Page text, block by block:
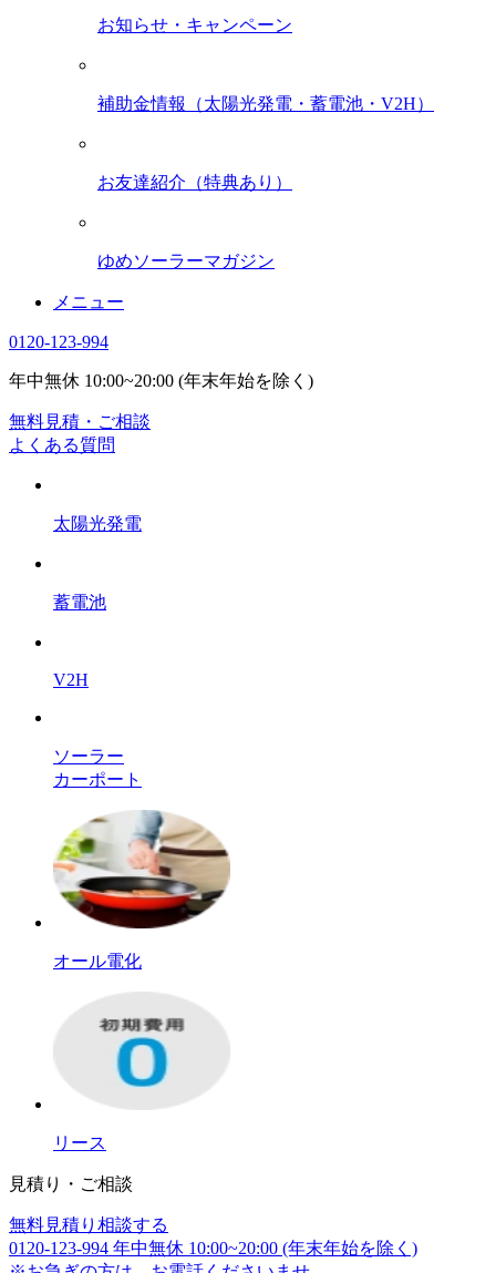
お知らせ・キャンペーン
補助金情報（太陽光発電・蓄電池・V2H）
お友達紹介（特典あり）
ゆめソーラーマガジン
メニュー
0120-123-994
年中無休 10:00~20:00 (年末年始を除く)
無料見積・ご相談
よくある質問
太陽光発電
蓄電池
V2H
ソーラー
カーポート
オール電化
リース
見積り・ご相談
無料見積り相談する
0120-123-994 年中無休 10:00~20:00 (年末年始を除く)